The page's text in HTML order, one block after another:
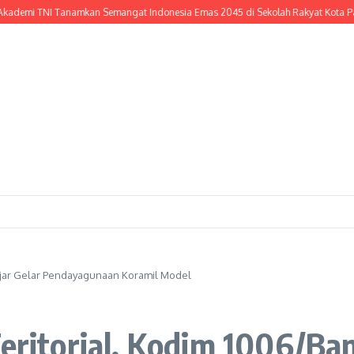
TNI Tanamkan Semangat Indonesia Emas 2045 di Sekolah Rakyat Kota
Gelar Pendayagunaan Koramil Model
Kodim 1006/